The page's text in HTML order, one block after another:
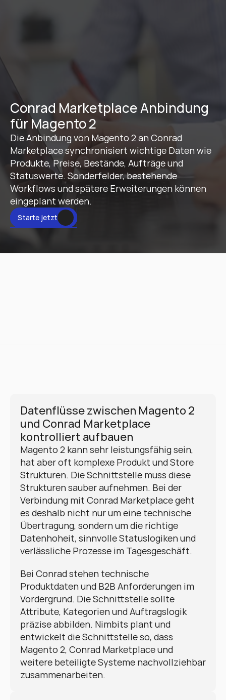
Conrad Marketplace Anbindung
für Magento 2
Die Anbindung von Magento 2 an Conrad
Marketplace synchronisiert wichtige Daten wie
Produkte, Preise, Bestände, Aufträge und
Statuswerte. Sonderfelder, bestehende
Workflows und spätere Erweiterungen können
eingeplant werden.
Starte jetzt
Datenflüsse zwischen Magento 2
und Conrad Marketplace
kontrolliert aufbauen
Magento 2 kann sehr leistungsfähig sein,
hat aber oft komplexe Produkt und Store
Strukturen. Die Schnittstelle muss diese
Strukturen sauber aufnehmen. Bei der
Verbindung mit Conrad Marketplace geht
es deshalb nicht nur um eine technische
Übertragung, sondern um die richtige
Datenhoheit, sinnvolle Statuslogiken und
verlässliche Prozesse im Tagesgeschäft.
Bei Conrad stehen technische
Produktdaten und B2B Anforderungen im
Vordergrund. Die Schnittstelle sollte
Attribute, Kategorien und Auftragslogik
präzise abbilden. Nimbits plant und
entwickelt die Schnittstelle so, dass
Magento 2, Conrad Marketplace und
weitere beteiligte Systeme nachvollziehbar
zusammenarbeiten.